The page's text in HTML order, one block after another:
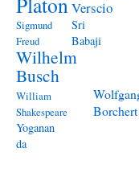
Verscio
Sigmund
Freud
Sri
Babaji
Wilhelm
Busch
William
Shakespeare
Borchert
Yoganan
da